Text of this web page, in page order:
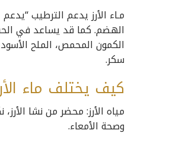
مـاء الأرز يدعم الترطيب
الهضم. كما قد يساعد في
الكمون المحمص، الملح
سكر.
كيف يختلف ماء
مياه الأرز: محضر من نشا
وصحة الأمعاء.